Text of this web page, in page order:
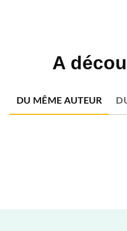
A
DU MÊME AUTEUR